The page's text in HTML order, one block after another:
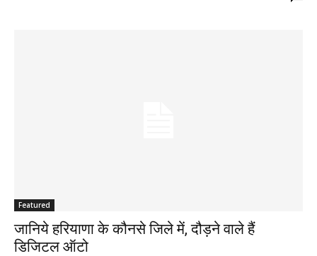
Featured
जानिये हरियाणा के कौनसे जिले में, दौड़ने वाले हैं
डिजिटल ऑटो